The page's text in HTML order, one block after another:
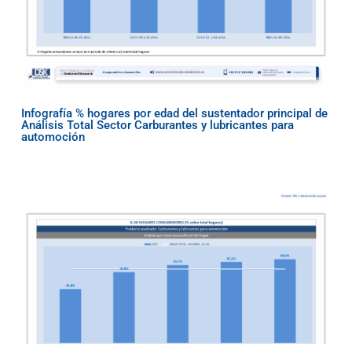
Infografía % hogares por edad del sustentador principal de
Análisis Total Sector Carburantes y lubricantes para
automoción